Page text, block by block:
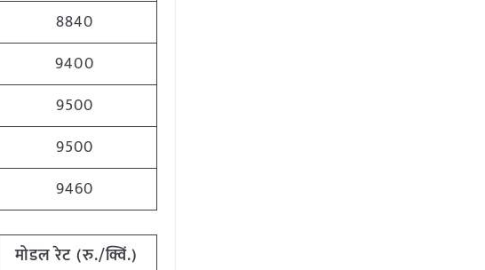
8840
9400
9500
9500
9460
मोडल रेट (रु./क्विं.)